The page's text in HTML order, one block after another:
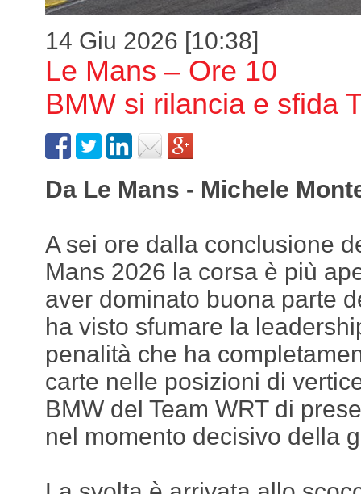
14 Giu 2026 [10:38]
Le Mans – Ore 10
BMW si rilancia e sfida
Da Le Mans - Michele
A sei ore dalla conclusione
Mans 2026 la corsa è più
aver dominato buona parte
ha visto sfumare la
penalità che ha
carte nelle posizioni di
BMW del Team WRT di
nel momento decisivo della